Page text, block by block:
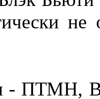
не
- ПТМН,